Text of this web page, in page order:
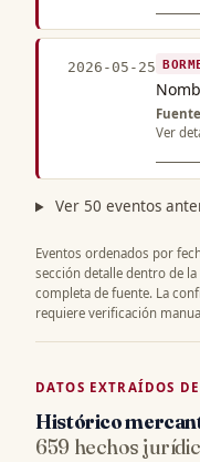
2026-05-25
Ver
Ver 50 eventos
Eventos ordenados por
sección detalle dentro de
completa de fuente. La
requiere verificación
DATOS EXTRAÍDOS
Histórico
659 hechos